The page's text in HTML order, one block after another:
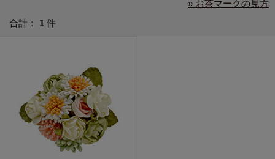
» お茶マークの見方
合計： 1 件